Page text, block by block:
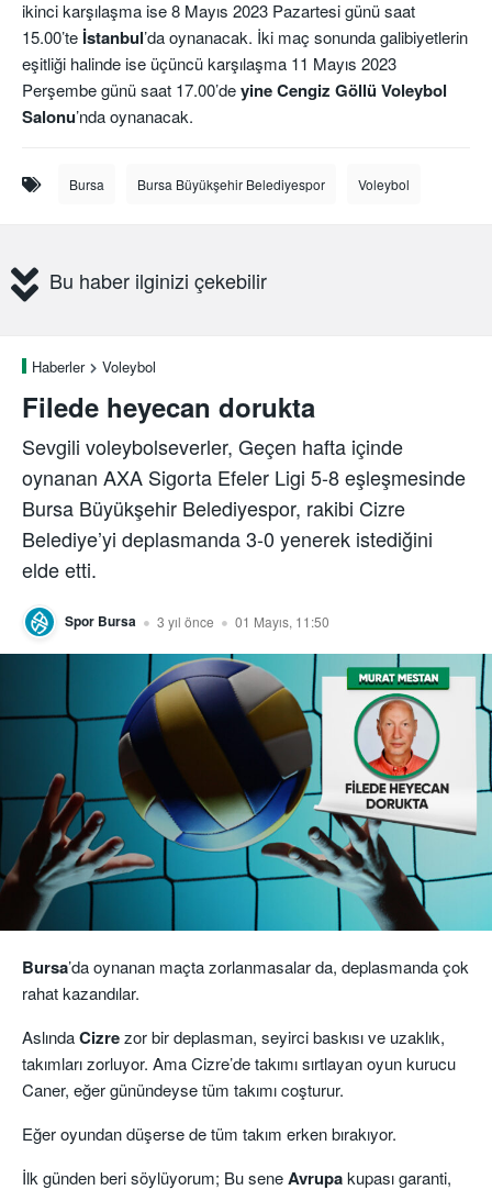
ikinci karşılaşma ise 8 Mayıs 2023 Pazartesi günü saat
15.00’te İstanbul’da oynanacak. İki maç sonunda galibiyetlerin
eşitliği halinde ise üçüncü karşılaşma 11 Mayıs 2023
Perşembe günü saat 17.00’deyine Cengiz Göllü Voleybol
Salonu’nda oynanacak.
Bursa Bursa Büyükşehir Belediyespor Voleybol
Bu haber ilginizi çekebilir
Haberler Voleybol
Filede heyecan dorukta
Sevgili voleybolseverler, Geçen hafta içinde
oynanan AXA Sigorta Efeler Ligi 5-8 eşleşmesinde
Bursa Büyükşehir Belediyespor, rakibi Cizre
Belediye’yi deplasmanda 3-0 yenerek istediğini
elde etti.
Spor Bursa 3 yıl önce 01 Mayıs, 11:50
Bursa’da oynanan maçta zorlanmasalar da, deplasmanda çok
rahat kazandılar.
AslındaCizrezor bir deplasman, seyirci baskısı ve uzaklık,
takımları zorluyor. Ama Cizre’de takımı sırtlayan oyun kurucu
Caner, eğer günündeyse tüm takımı coşturur.
Eğer oyundan düşerse de tüm takım erken bırakıyor.
İlk günden beri söylüyorum; Bu seneAvrupakupası garanti,